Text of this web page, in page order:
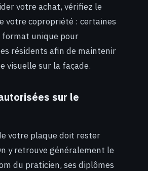
votre achat, vérifiez le
votre copropriété : certaines
format unique pour
résidents afin de maintenir
visuelle sur la façade.
sur le
votre plaque doit rester
y retrouve généralement le
du praticien, ses diplômes